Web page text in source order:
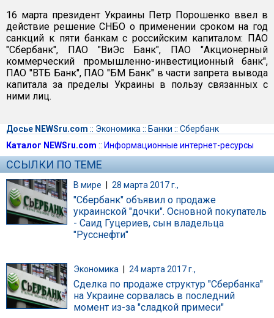
16 марта президент Украины Петр Порошенко ввел в
действие решение СНБО о применении сроком на год
санкций к пяти банкам с российским капиталом: ПАО
"Сбербанк", ПАО "ВиЭс Банк", ПАО "Акционерный
коммерческий промышленно-инвестиционный банк",
ПАО "ВТБ Банк", ПАО "БМ Банк" в части запрета вывода
капитала за пределы Украины в пользу связанных с
ними лиц.
Досье NEWSru.com :: Экономика :: Банки :: Сбербанк
Каталог NEWSru.com :: Информационные интернет-ресурсы
ССЫЛКИ ПО ТЕМЕ
В мире | 28 марта 2017 г.,
"Сбербанк" объявил о продаже
украинской "дочки". Основной покупатель
- Саид Гуцериев, сын владельца
"Русснефти"
Экономика 24 марта 2017 г.,
Сделка по продаже структур "Сбербанка"
на Украине сорвалась в последний
момент из-за "сладкой примеси"